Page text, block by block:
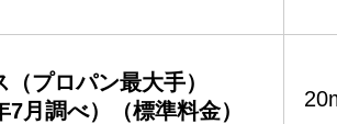
（プロパン最大手）
7月調べ）（標準料金）